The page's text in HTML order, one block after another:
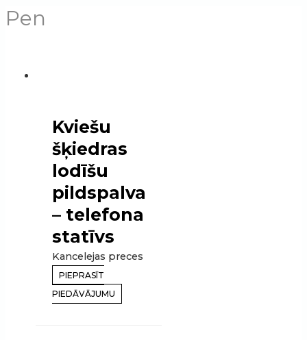
Pen
Kviešu
šķiedras
lodīšu
pildspalva
– telefona
statīvs
Kancelejas preces
PIEPRASĪT
PIEDĀVĀJUMU